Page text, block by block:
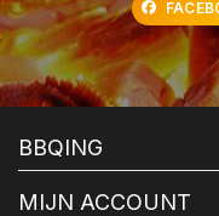
BBQING
MIJN ACCOUNT